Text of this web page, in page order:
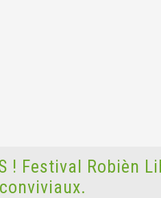
! Festival Robièn